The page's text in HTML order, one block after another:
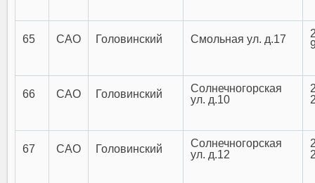
65 САО Головинский Смольная ул. д.17
66 САО Головинский
Солнечногорская
ул. д.10
67 САО Головинский
Солнечногорская
ул. д.12